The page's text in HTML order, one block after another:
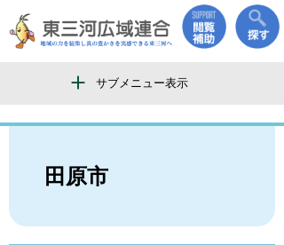
サブメニュー表示
田原市